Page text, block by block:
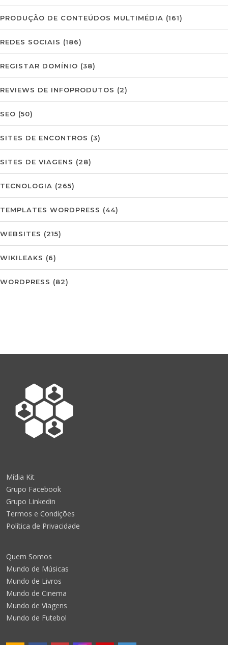
PRODUÇÃO DE CONTEÚDOS MULTIMÉDIA (161)
REDES SOCIAIS (186)
REGISTAR DOMÍNIO (38)
REVIEWS DE INFOPRODUTOS (2)
SEO (50)
SITES DE ENCONTROS (3)
SITES DE VIAGENS (28)
TECNOLOGIA (265)
TEMPLATES WORDPRESS (44)
WEBSITES (215)
WIKILEAKS (6)
WORDPRESS (82)
Mídia Kit
Grupo Facebook
Grupo Linkedin
Termos e Condições
Política de Privacidade
Quem Somos
Mundo de Músicas
Mundo de Livros
Mundo de Cinema
Mundo de Viagens
Mundo de Futebol